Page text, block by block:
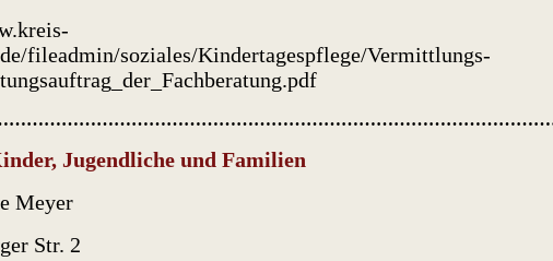
fileadmin/soziales/Kindertagespflege/Vermittlungs-
Jugendliche und Familien
Meyer
Str. 2